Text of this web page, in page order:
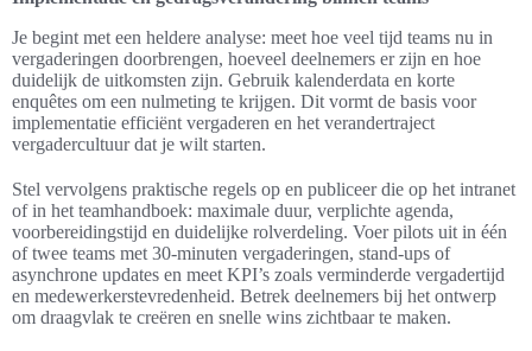
Je begint met een heldere analyse: meet hoe veel tijd teams nu in
vergaderingen doorbrengen, hoeveel deelnemers er zijn en hoe
duidelijk de uitkomsten zijn. Gebruik kalenderdata en korte
enquêtes om een nulmeting te krijgen. Dit vormt de basis voor
implementatie efficiënt vergaderen en het verandertraject
vergadercultuur dat je wilt starten.
Stel vervolgens praktische regels op en publiceer die op het intranet
of in het teamhandboek: maximale duur, verplichte agenda,
voorbereidingstijd en duidelijke rolverdeling. Voer pilots uit in één
of twee teams met 30-minuten vergaderingen, stand-ups of
asynchrone updates en meet KPI’s zoals verminderde vergadertijd
en medewerkerstevredenheid. Betrek deelnemers bij het ontwerp
om draagvlak te creëren en snelle wins zichtbaar te maken.